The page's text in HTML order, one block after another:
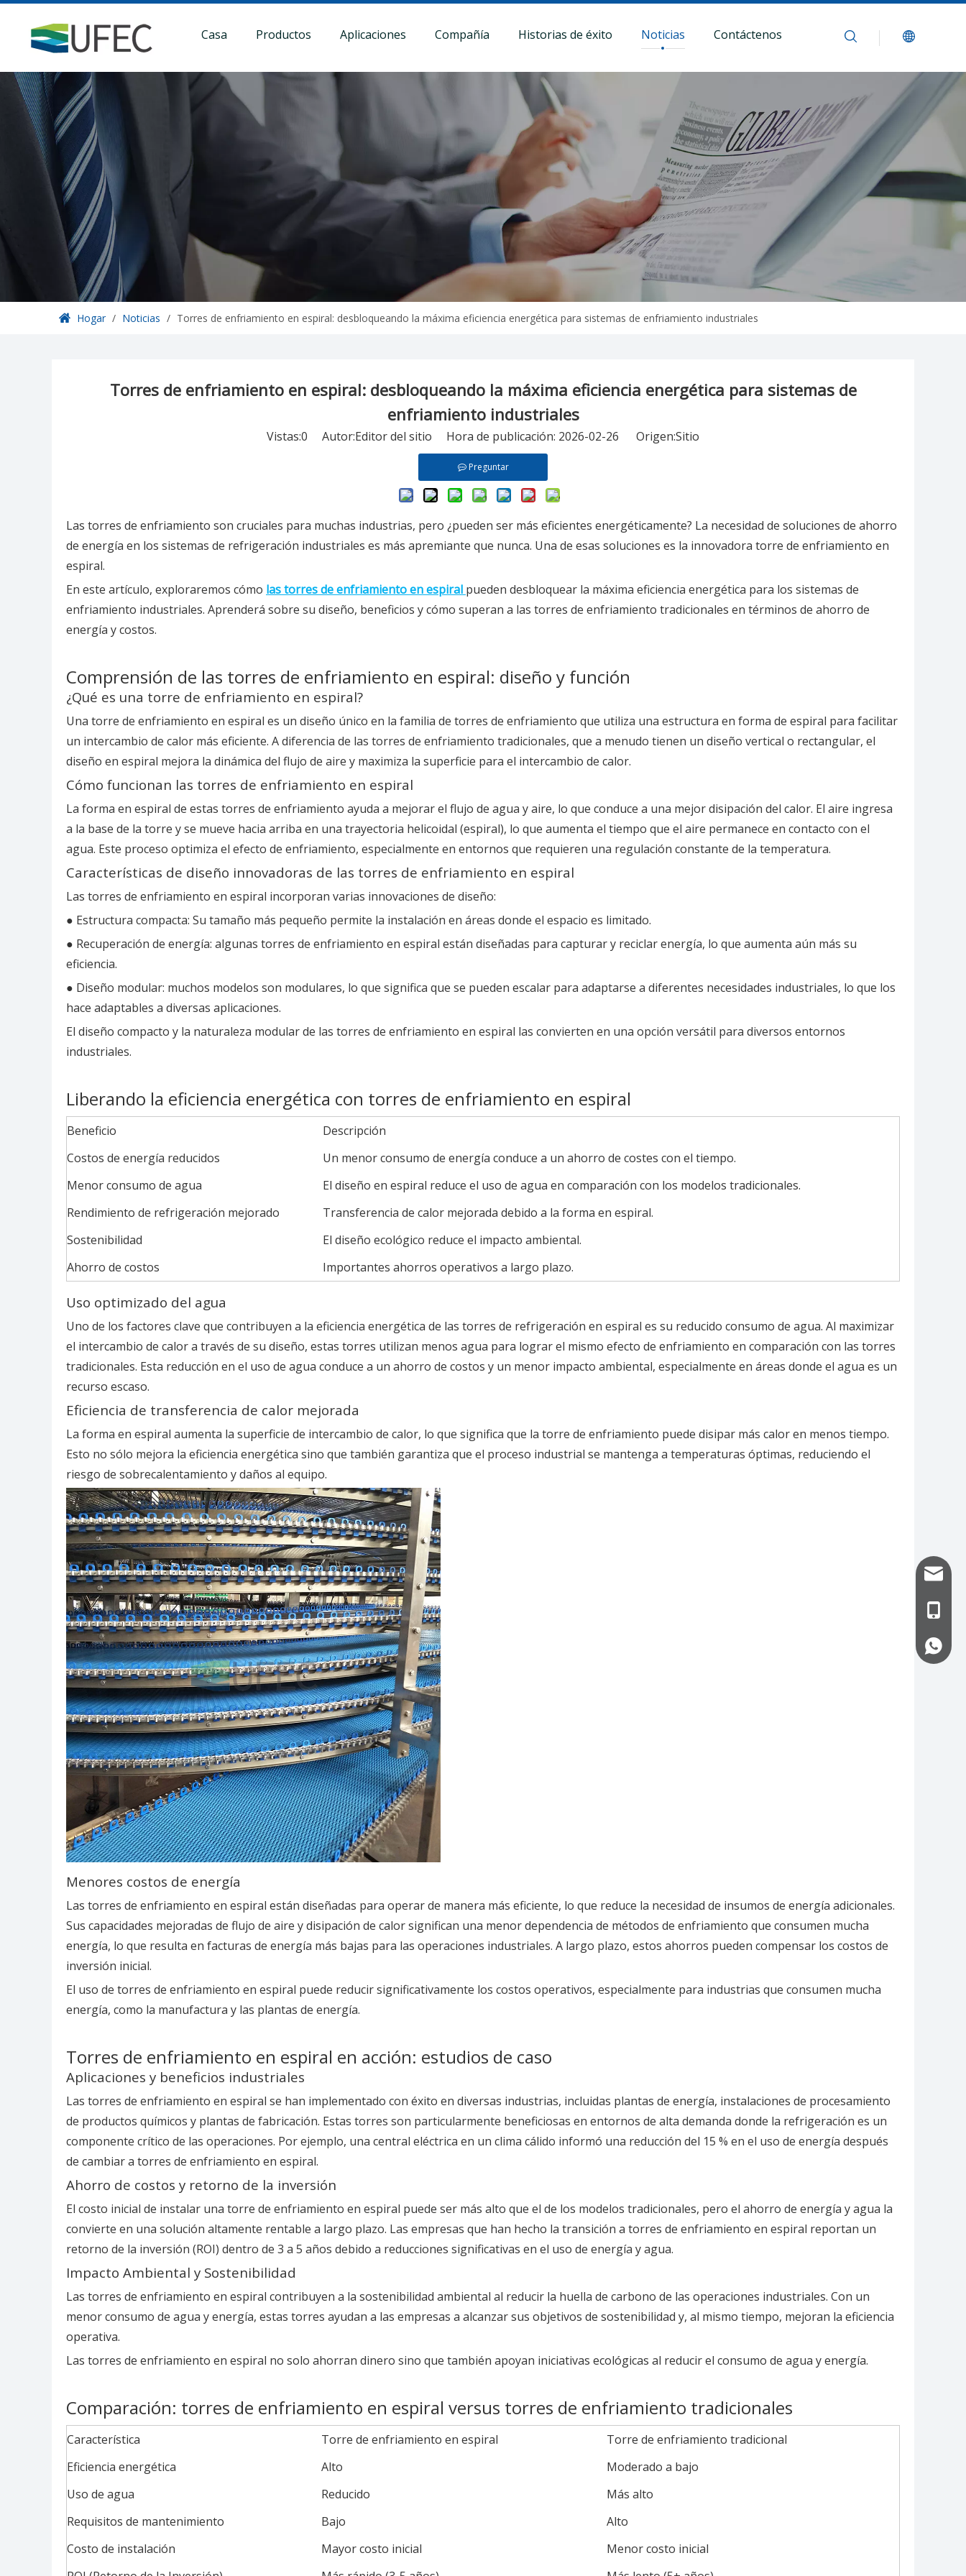
Casa Productos Aplicaciones Compañía Historias de éxito Noticias Contáctenos
Hogar / Noticias / Torres de enfriamiento en espiral: desbloqueando la máxima eficiencia energética para sistemas de enfriamiento industriales
Torres de enfriamiento en espiral: desbloqueando la máxima eficiencia energética para sistemas de
enfriamiento industriales
Vistas:0 Autor:Editor del sitio Hora de publicación: 2026-02-26 Origen:Sitio
Preguntar
Las torres de enfriamiento son cruciales para muchas industrias, pero ¿pueden ser más eficientes energéticamente? La necesidad de soluciones de ahorro
de energía en los sistemas de refrigeración industriales es más apremiante que nunca. Una de esas soluciones es la innovadora torre de enfriamiento en
espiral.
En este artículo, exploraremos cómo las torres de enfriamiento en espiral pueden desbloquear la máxima eficiencia energética para los sistemas de
enfriamiento industriales. Aprenderá sobre su diseño, beneficios y cómo superan a las torres de enfriamiento tradicionales en términos de ahorro de
energía y costos.
Comprensión de las torres de enfriamiento en espiral: diseño y función
¿Qué es una torre de enfriamiento en espiral?
Una torre de enfriamiento en espiral es un diseño único en la familia de torres de enfriamiento que utiliza una estructura en forma de espiral para facilitar
un intercambio de calor más eficiente. A diferencia de las torres de enfriamiento tradicionales, que a menudo tienen un diseño vertical o rectangular, el
diseño en espiral mejora la dinámica del flujo de aire y maximiza la superficie para el intercambio de calor.
Cómo funcionan las torres de enfriamiento en espiral
La forma en espiral de estas torres de enfriamiento ayuda a mejorar el flujo de agua y aire, lo que conduce a una mejor disipación del calor. El aire ingresa
a la base de la torre y se mueve hacia arriba en una trayectoria helicoidal (espiral), lo que aumenta el tiempo que el aire permanece en contacto con el
agua. Este proceso optimiza el efecto de enfriamiento, especialmente en entornos que requieren una regulación constante de la temperatura.
Características de diseño innovadoras de las torres de enfriamiento en espiral
Las torres de enfriamiento en espiral incorporan varias innovaciones de diseño:
● Estructura compacta: Su tamaño más pequeño permite la instalación en áreas donde el espacio es limitado.
● Recuperación de energía: algunas torres de enfriamiento en espiral están diseñadas para capturar y reciclar energía, lo que aumenta aún más su
eficiencia.
● Diseño modular: muchos modelos son modulares, lo que significa que se pueden escalar para adaptarse a diferentes necesidades industriales, lo que los
hace adaptables a diversas aplicaciones.
El diseño compacto y la naturaleza modular de las torres de enfriamiento en espiral las convierten en una opción versátil para diversos entornos
industriales.
Liberando la eficiencia energética con torres de enfriamiento en espiral
Beneficio
Descripción
Costos de energía reducidos
Un menor consumo de energía conduce a un ahorro de costes con el tiempo.
Menor consumo de agua
El diseño en espiral reduce el uso de agua en comparación con los modelos tradicionales.
Rendimiento de refrigeración mejorado
Transferencia de calor mejorada debido a la forma en espiral.
Sostenibilidad
El diseño ecológico reduce el impacto ambiental.
Ahorro de costos
Importantes ahorros operativos a largo plazo.
Uso optimizado del agua
Uno de los factores clave que contribuyen a la eficiencia energética de las torres de refrigeración en espiral es su reducido consumo de agua. Al maximizar
el intercambio de calor a través de su diseño, estas torres utilizan menos agua para lograr el mismo efecto de enfriamiento en comparación con las torres
tradicionales. Esta reducción en el uso de agua conduce a un ahorro de costos y un menor impacto ambiental, especialmente en áreas donde el agua es un
recurso escaso.
Eficiencia de transferencia de calor mejorada
La forma en espiral aumenta la superficie de intercambio de calor, lo que significa que la torre de enfriamiento puede disipar más calor en menos tiempo.
Esto no sólo mejora la eficiencia energética sino que también garantiza que el proceso industrial se mantenga a temperaturas óptimas, reduciendo el
riesgo de sobrecalentamiento y daños al equipo.
Menores costos de energía
Las torres de enfriamiento en espiral están diseñadas para operar de manera más eficiente, lo que reduce la necesidad de insumos de energía adicionales.
Sus capacidades mejoradas de flujo de aire y disipación de calor significan una menor dependencia de métodos de enfriamiento que consumen mucha
energía, lo que resulta en facturas de energía más bajas para las operaciones industriales. A largo plazo, estos ahorros pueden compensar los costos de
inversión inicial.
El uso de torres de enfriamiento en espiral puede reducir significativamente los costos operativos, especialmente para industrias que consumen mucha
energía, como la manufactura y las plantas de energía.
Torres de enfriamiento en espiral en acción: estudios de caso
Aplicaciones y beneficios industriales
Las torres de enfriamiento en espiral se han implementado con éxito en diversas industrias, incluidas plantas de energía, instalaciones de procesamiento
de productos químicos y plantas de fabricación. Estas torres son particularmente beneficiosas en entornos de alta demanda donde la refrigeración es un
componente crítico de las operaciones. Por ejemplo, una central eléctrica en un clima cálido informó una reducción del 15 % en el uso de energía después
de cambiar a torres de enfriamiento en espiral.
Ahorro de costos y retorno de la inversión
El costo inicial de instalar una torre de enfriamiento en espiral puede ser más alto que el de los modelos tradicionales, pero el ahorro de energía y agua la
convierte en una solución altamente rentable a largo plazo. Las empresas que han hecho la transición a torres de enfriamiento en espiral reportan un
retorno de la inversión (ROI) dentro de 3 a 5 años debido a reducciones significativas en el uso de energía y agua.
Impacto Ambiental y Sostenibilidad
Las torres de enfriamiento en espiral contribuyen a la sostenibilidad ambiental al reducir la huella de carbono de las operaciones industriales. Con un
menor consumo de agua y energía, estas torres ayudan a las empresas a alcanzar sus objetivos de sostenibilidad y, al mismo tiempo, mejoran la eficiencia
operativa.
Las torres de enfriamiento en espiral no solo ahorran dinero sino que también apoyan iniciativas ecológicas al reducir el consumo de agua y energía.
Comparación: torres de enfriamiento en espiral versus torres de enfriamiento tradicionales
Característica Torre de enfriamiento en espiral
Torre de enfriamiento tradicional
Eficiencia energética
Alto
Moderado a bajo
Uso de agua
Reducido
Más alto
Requisitos de mantenimiento
Bajo
Alto
Costo de instalación
Mayor costo inicial
Menor costo inicial
+86-